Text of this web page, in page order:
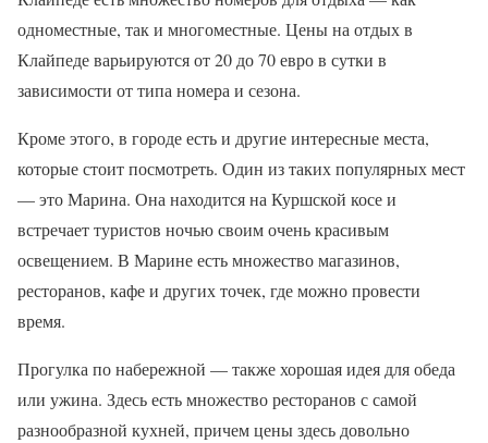
одноместные, так и многоместные. Цены на отдых в
Клайпеде варьируются от 20 до 70 евро в сутки в
зависимости от типа номера и сезона.
Кроме этого, в городе есть и другие интересные места,
которые стоит посмотреть. Один из таких популярных мест
— это Марина. Она находится на Куршской косе и
встречает туристов ночью своим очень красивым
освещением. В Марине есть множество магазинов,
ресторанов, кафе и других точек, где можно провести
время.
Прогулка по набережной — также хорошая идея для обеда
или ужина. Здесь есть множество ресторанов с самой
разнообразной кухней, причем цены здесь довольно